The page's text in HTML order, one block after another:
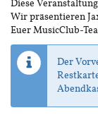
Diese
Wir präsentieren
Euer MusicClub-
Der